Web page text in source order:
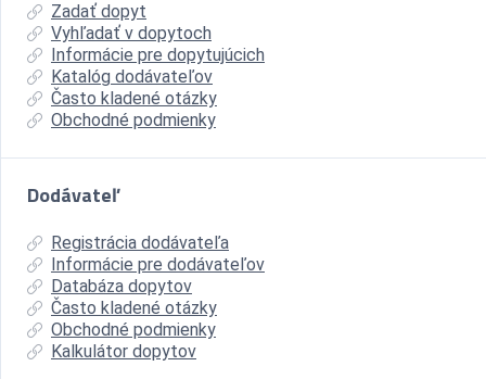
Zadať dopyt
Vyhľadať v dopytoch
Informácie pre dopytujúcich
Katalóg dodávateľov
Často kladené otázky
Obchodné podmienky
Dodávateľ
Registrácia dodávateľa
Informácie pre dodávateľov
Databáza dopytov
Často kladené otázky
Obchodné podmienky
Kalkulátor dopytov